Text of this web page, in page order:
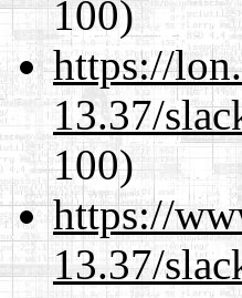
100)
https://
13.37/
100)
https://
13.37/